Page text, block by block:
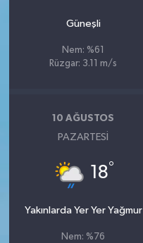
Güneşli
Nem: %61
Rüzgar: 3.11 m/s
10 AĞUSTOS
PAZARTESI
18°
Yakınlarda Yer Yer Yağmur
Nem: %76